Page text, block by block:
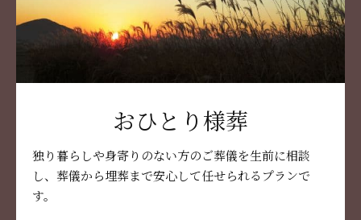
おひとり様葬
独り暮らしや身寄りのない方のご葬儀を生前に相談
し、葬儀から埋葬まで安心して任せられるプランで
す。